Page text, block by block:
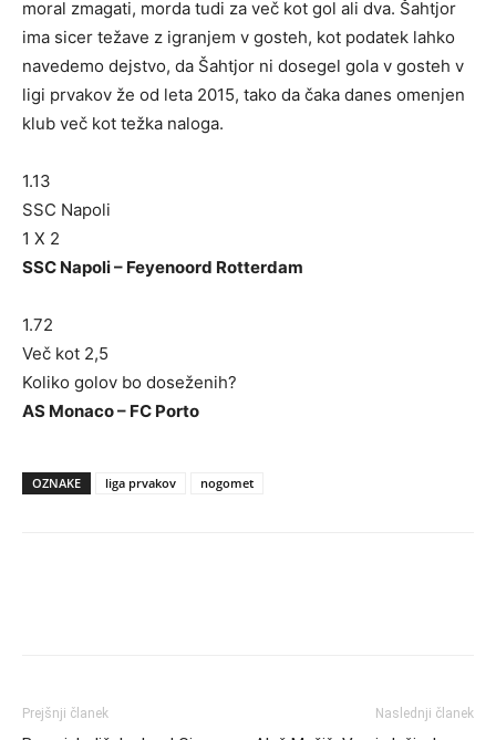
moral zmagati, morda tudi za več kot gol ali dva. Šahtjor
ima sicer težave z igranjem v gosteh, kot podatek lahko
navedemo dejstvo, da Šahtjor ni dosegel gola v gosteh v
ligi prvakov že od leta 2015, tako da čaka danes omenjen
klub več kot težka naloga.
1.13
SSC Napoli
1 X 2
SSC Napoli – Feyenoord Rotterdam
1.72
Več kot 2,5
Koliko golov bo doseženih?
AS Monaco – FC Porto
OZNAKE liga prvakov nogomet
Prejšnji članek Naslednji članek